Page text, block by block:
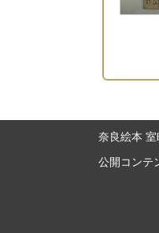
奈良絵本
公開コンテ